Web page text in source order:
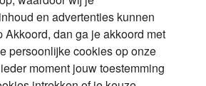
en over vermogenden.
Veiligheid Privacy & Cookies
en advertenties kunnen
Akkoord, dan ga je akkoord met
persoonlijke cookies op onze
moment jouw toestemming